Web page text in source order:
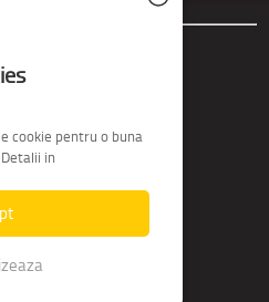
cookie pentru o buna
in